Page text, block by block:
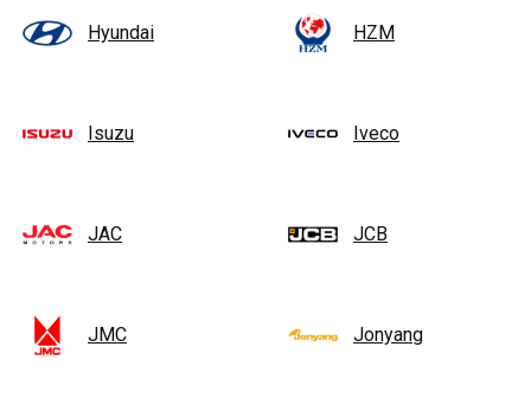
Hyundai HZM
Isuzu Iveco
JAC JCB
JMC Jonyang